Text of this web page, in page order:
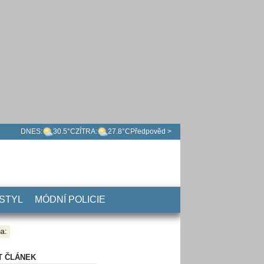
DNES: 30.5°CZÍTRA: 27.8°C Předpověd >
MÓDNÍ POLICIE
ČLÁNEK